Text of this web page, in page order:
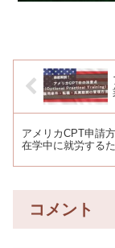
アメリカCPT申請
在学中に就労する
コメント